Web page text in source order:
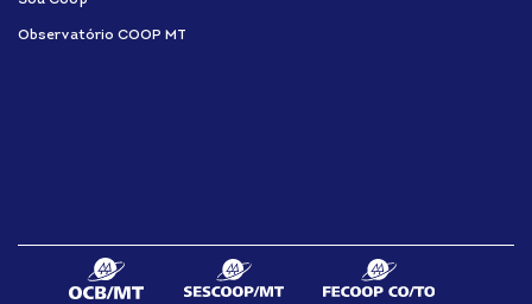
Observatório COOP MT